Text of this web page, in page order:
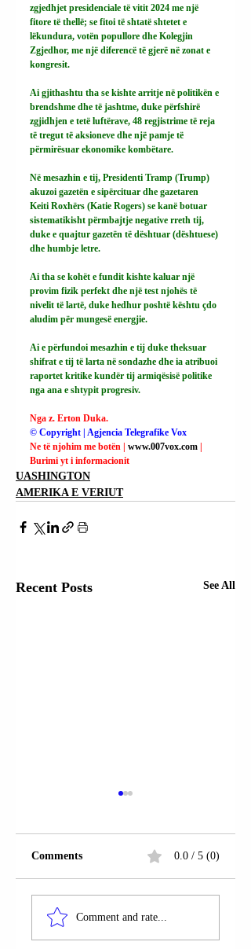
zgjedhjet presidenciale të vitit 2024 me një
fitore të thellë; se fitoi të shtatë shtetet e
lëkundura, votën popullore dhe Kolegjin
Zgjedhor, me një diferencë të gjerë në zonat e
kongresit.
Ai gjithashtu tha se kishte arritje në politikën e
brendshme dhe të jashtme, duke përfshirë
zgjidhjen e tetë luftërave, 48 regjistrime të reja
të tregut të aksioneve dhe një pamje të
përmirësuar ekonomike kombëtare.
Në mesazhin e tij, Presidenti Tramp (Trump)
akuzoi gazetën e sipërcituar dhe gazetaren
Keiti Roxhërs (Katie Rogers) se kanë botuar
sistematikisht përmbajtje negative rreth tij,
duke e quajtur gazetën të dështuar (dështuese)
dhe humbje letre.
Ai tha se kohët e fundit kishte kaluar një
provim fizik perfekt dhe një test njohës të
nivelit të lartë, duke hedhur poshtë kështu çdo
aludim për mungesë energjie.
Ai e përfundoi mesazhin e tij duke theksuar
shifrat e tij të larta në sondazhe dhe ia atribuoi
raportet kritike kundër tij armiqësisë politike
nga ana e shtypit progresiv.
Nga z. Erton Duka.
© Copyright | Agjencia Telegrafike Vox
Ne të njohim me botën | www.007vox.com
Burimi yt i informacionit
UASHINGTON
AMERIKA E VERIUT
Recent Posts See All
PRESIDENTI
DANLLD TRAMP
Comments 0.0 / 5 (0)
Comment and rate...